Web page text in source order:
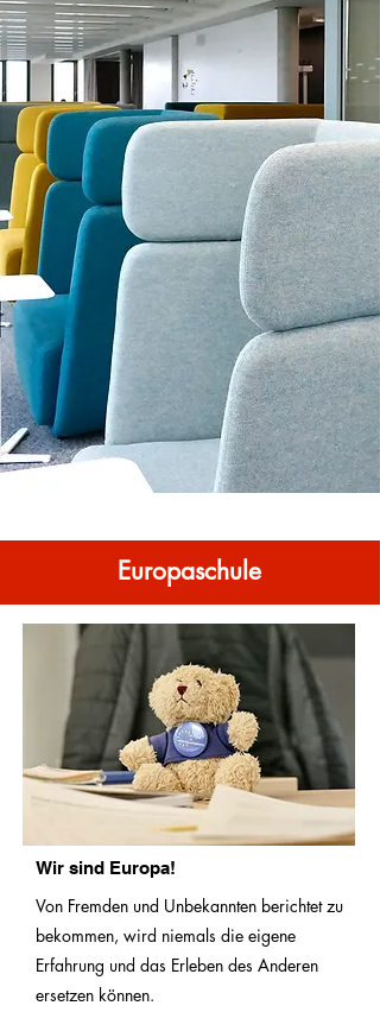
Europaschule
Wir sind Europa!
Von Fremden und Unbekannten berichtet zu
bekommen, wird niemals die eigene
Erfahrung und das Erleben des Anderen
ersetzen können.